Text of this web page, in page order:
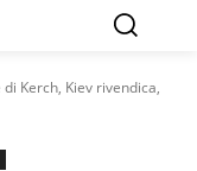
Kerch, Kiev rivendica,